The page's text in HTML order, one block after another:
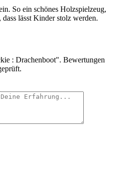
So ein schönes Holzspielzeug,
lässt Kinder stolz werden.
: Drachenboot". Bewertungen